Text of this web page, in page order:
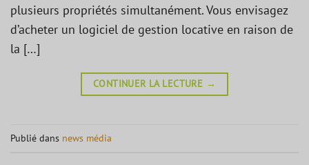
plusieurs propriétés simultanément. Vous envisagez
d’acheter un logiciel de gestion locative en raison de
la […]
CONTINUER LA LECTURE →
Publié dans news média